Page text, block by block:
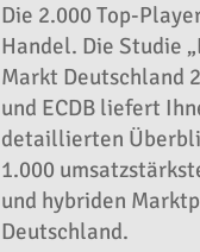
Die 2.000 Top-
Handel. Die Studie
Markt Deutschland
und ECDB liefert
detaillierten
1.000
und hybriden
Deutschland.